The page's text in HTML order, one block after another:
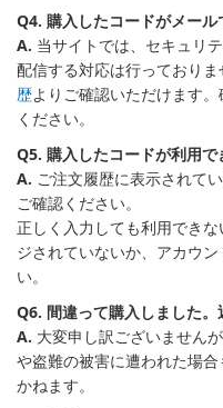
Q4. 購入したコードがメール
A. 当サイトでは、セキュリ
配信する対応は行っており
歴よりご確認いただけます
ください。
Q5. 購入したコードが利用で
A. ご注文履歴に表示されて
ご確認ください。
正しく入力しても利用でき
ジされていないか、アカウ
い。
Q6. 間違って購入しました。
A. 大変申し訳ございません
や盗難の被害に遭われた場
かねます。